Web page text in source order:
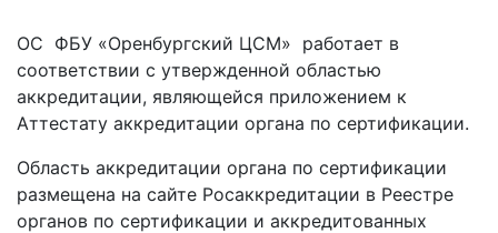
ОС ФБУ «Оренбургский ЦСМ» работает в
соответствии с утвержденной областью
аккредитации, являющейся приложением к
Аттестату аккредитации органа по сертификации.
Область аккредитации органа по сертификации
размещена на сайте Росаккредитации в Реестре
органов по сертификации и аккредитованных